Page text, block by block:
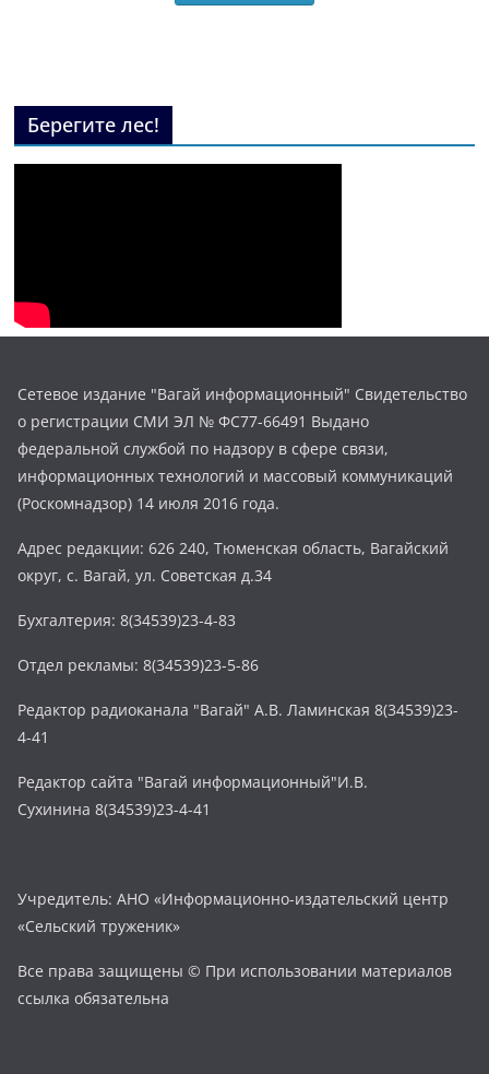
Берегите лес!
Сетевое издание "Вагай информационный" Свидетельство
о регистрации СМИ ЭЛ № ФС77-66491 Выдано
федеральной службой по надзору в сфере связи,
информационных технологий и массовый коммуникаций
(Роскомнадзор) 14 июля 2016 года.
Адрес редакции: 626 240, Тюменская область, Вагайский
округ, с. Вагай, ул. Советская д.34
Бухгалтерия: 8(34539)23-4-83
Отдел рекламы: 8(34539)23-5-86
Редактор радиоканала "Вагай" А.В. Ламинская 8(34539)23-
4-41
Редактор сайта "Вагай информационный"И.В.
Сухинина 8(34539)23-4-41
Учредитель: АНО «Информационно-издательский центр
«Сельский труженик»
Все права защищены © При использовании материалов
ссылка обязательна